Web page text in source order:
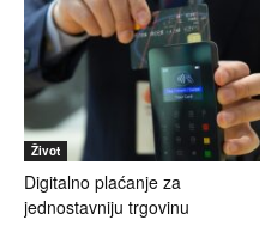
Život
Digitalno plaćanje za
jednostavniju trgovinu